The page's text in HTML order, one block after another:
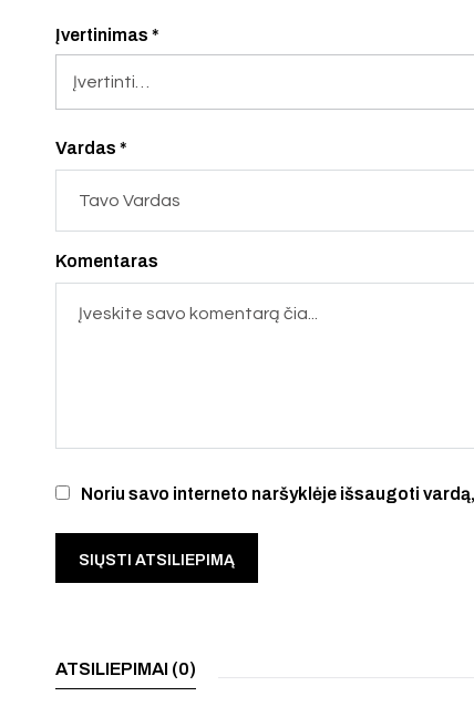
Vardas *
Noriu savo interneto naršyklėje išsaugoti
Įvertinimas*
Komentaras
ATSILIEPIMAI (0)